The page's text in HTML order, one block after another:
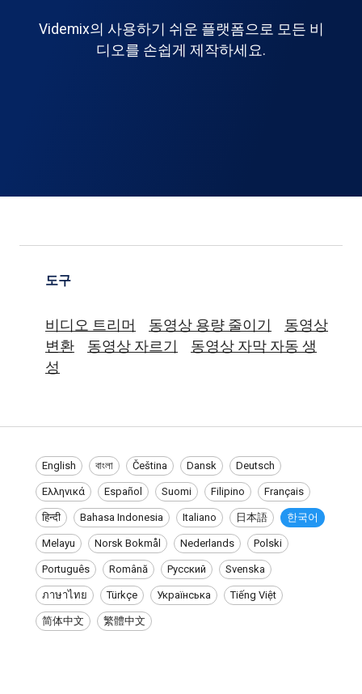
Videmix의 사용하기 쉬운 플랫폼으로 모든 비
디오를 손쉽게 제작하세요.
도구
비디오 트리머 동영상 용량 줄이기
동영상
변환
동영상 자르기
동영상 자막 자동 생
성
English বাংলা Čeština Dansk Deutsch
Ελληνικά Español Suomi Filipino Français
हिन्दी Bahasa Indonesia Italiano 日本語 한국어
Melayu Norsk Bokmål Nederlands Polski
Português Română Русский Svenska
ภาษาไทย Türkçe Українська Tiếng Việt
简体中文 繁體中文